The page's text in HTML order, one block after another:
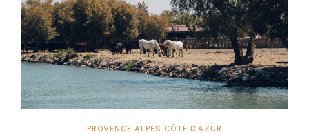
PROVENCE ALPES CÔTE D'AZUR